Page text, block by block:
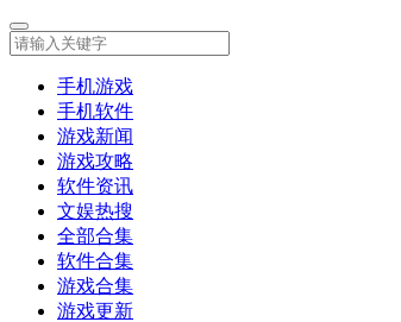
手机游戏
手机软件
游戏新闻
游戏攻略
软件资讯
文娱热搜
全部合集
软件合集
游戏合集
游戏更新